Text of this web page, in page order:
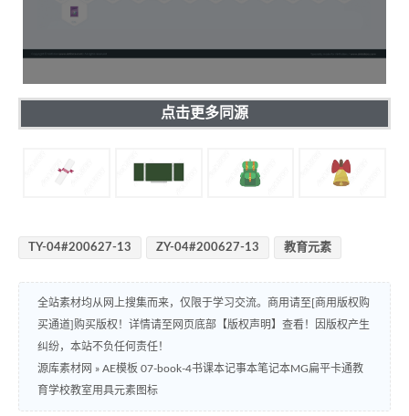
点击更多同源
TY-04#200627-13 ZY-04#200627-13 教育元素
全站素材均从网上搜集而来，仅限于学习交流。商用请至[商用版权购
买通道]购买版权！详情请至网页底部【版权声明】查看！因版权产生
纠纷，本站不负任何责任！
源库素材网 » AE模板 07-book-4书课本记事本笔记本MG扁平卡通教
育学校教室用具元素图标